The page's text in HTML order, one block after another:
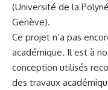
(Université de la
Genève).
Ce projet n’a pas
académique. Il est à
conception utilisés
des travaux